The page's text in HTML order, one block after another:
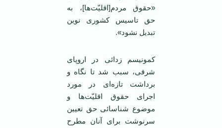
«حقوق مردم[اقلیّت‌ها]، به
حق تاسیس کشوری نوین
تبدیل نشود».
کمونیسم زدائی در اروپای
شرقی، سبب شد تا نگاه و
برداشت تازه‌ای در مورد
اجرای حقوق اقلیّت‌ها و
موضوع شناسائی حق تعیین
سرنوشت برای آنان مطرح